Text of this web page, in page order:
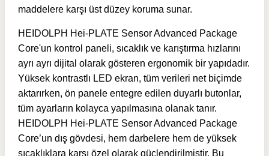
maddelere karşı üst düzey koruma sunar.
HEIDOLPH Hei-PLATE Sensor Advanced Package
Core'un kontrol paneli, sıcaklık ve karıştırma hızlarını
ayrı ayrı dijital olarak gösteren ergonomik bir yapıdadır.
Yüksek kontrastlı LED ekran, tüm verileri net biçimde
aktarırken, ön panele entegre edilen duyarlı butonlar,
tüm ayarların kolayca yapılmasına olanak tanır.
HEIDOLPH Hei-PLATE Sensor Advanced Package
Core’un dış gövdesi, hem darbelere hem de yüksek
sıcaklıklara karşı özel olarak güçlendirilmiştir. Bu